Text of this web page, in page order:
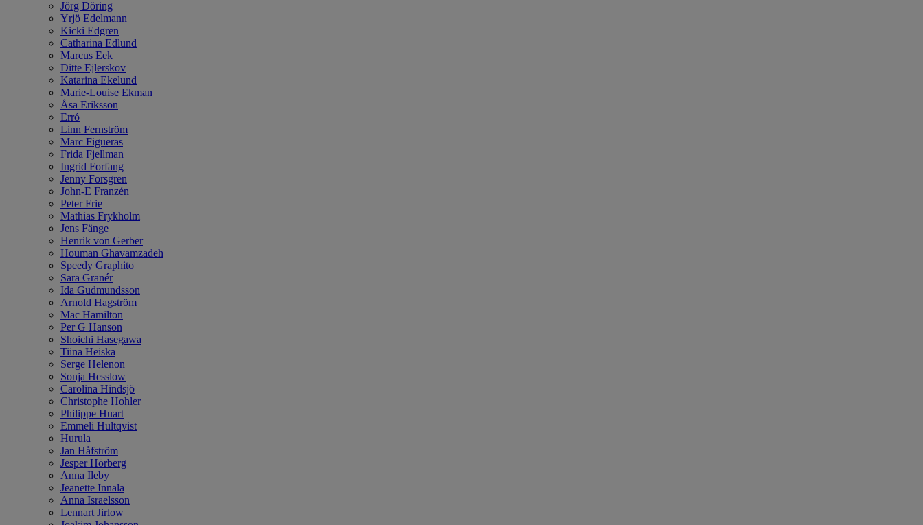
Jörg Döring
Yrjö Edelmann
Kicki Edgren
Catharina Edlund
Marcus Eek
Ditte Ejlerskov
Katarina Ekelund
Marie-Louise Ekman
Åsa Eriksson
Erró
Linn Fernström
Marc Figueras
Frida Fjellman
Ingrid Forfang
Jenny Forsgren
John-E Franzén
Peter Frie
Mathias Frykholm
Jens Fänge
Henrik von Gerber
Houman Ghavamzadeh
Speedy Graphito
Sara Granér
Ida Gudmundsson
Arnold Hagström
Mac Hamilton
Per G Hanson
Shoichi Hasegawa
Tiina Heiska
Serge Helenon
Sonja Hesslow
Carolina Hindsjö
Christophe Hohler
Philippe Huart
Emmeli Hultqvist
Hurula
Jan Håfström
Jesper Hörberg
Anna Ileby
Jeanette Innala
Anna Israelsson
Lennart Jirlow